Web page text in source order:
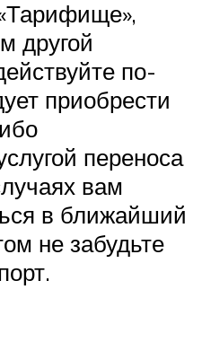
другой
по-
приобрести
переноса
вам
в ближайший
не забудьте